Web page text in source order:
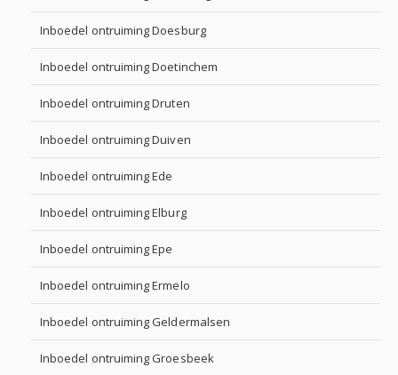
Inboedel ontruiming Doesburg
Inboedel ontruiming Doetinchem
Inboedel ontruiming Druten
Inboedel ontruiming Duiven
Inboedel ontruiming Ede
Inboedel ontruiming Elburg
Inboedel ontruiming Epe
Inboedel ontruiming Ermelo
Inboedel ontruiming Geldermalsen
Inboedel ontruiming Groesbeek